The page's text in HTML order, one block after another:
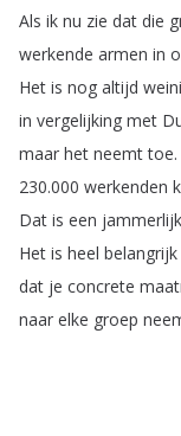
Als ik nu zie dat die
werkende armen in
Het is nog altijd
in vergelijking met
maar het neemt toe.
230.000 werkenden
Dat is een
Het is heel belangrijk
dat je concrete
naar elke groep